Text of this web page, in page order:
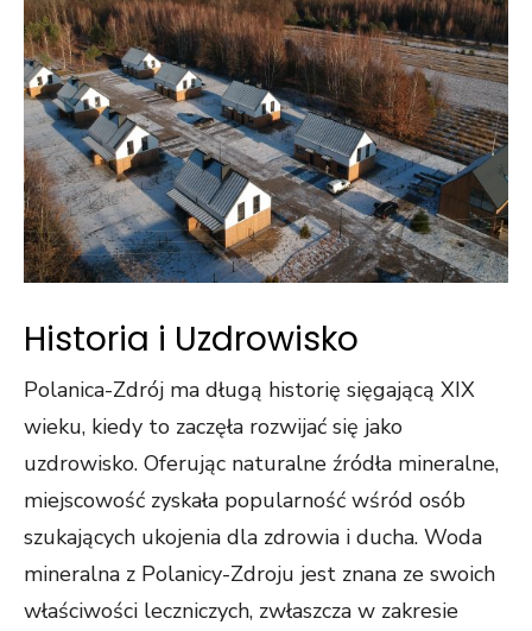
Historia i Uzdrowisko
Polanica-Zdrój ma długą historię sięgającą XIX
wieku, kiedy to zaczęła rozwijać się jako
uzdrowisko. Oferując naturalne źródła mineralne,
miejscowość zyskała popularność wśród osób
szukających ukojenia dla zdrowia i ducha. Woda
mineralna z Polanicy-Zdroju jest znana ze swoich
właściwości leczniczych, zwłaszcza w zakresie